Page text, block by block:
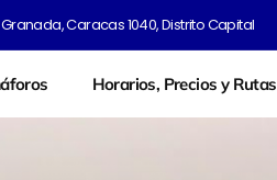
Caracas 1040, Distrito Capital
Horarios, Precios y Rutas